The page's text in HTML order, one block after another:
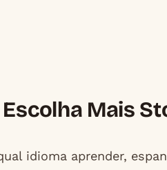
Mais
idioma aprender,